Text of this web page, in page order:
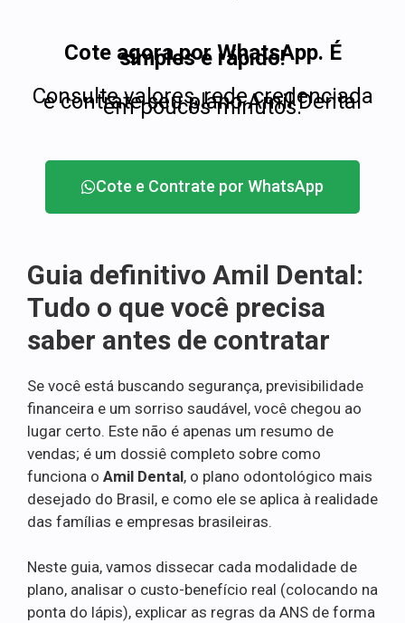
Cote agora por WhatsApp. É
simples e rápido!
Consulte valores, rede credenciada
e contrate seu plano Amil Dental
em poucos minutos.
Cote e Contrate por WhatsApp
Guia definitivo Amil Dental:
Tudo o que você precisa
saber antes de contratar
Se você está buscando segurança, previsibilidade
financeira e um sorriso saudável, você chegou ao
lugar certo. Este não é apenas um resumo de
vendas; é um dossiê completo sobre como
funciona o Amil Dental, o plano odontológico mais
desejado do Brasil, e como ele se aplica à realidade
das famílias e empresas brasileiras.
Neste guia, vamos dissecar cada modalidade de
plano, analisar o custo-benefício real (colocando na
ponta do lápis), explicar as regras da ANS de forma